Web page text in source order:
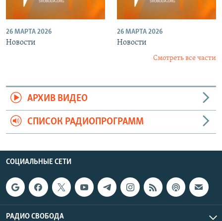
26 МАРТА 2026
Новости
26 МАРТА 2026
Новости
Смотреть все части
АРХИВ ВИДЕО
СПИСОК РАДИОПРОГРАММ
СОЦИАЛЬНЫЕ СЕТИ
РАДИО СВОБОДА